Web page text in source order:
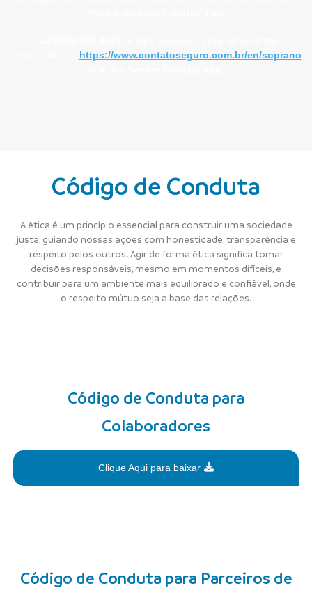
https://www.contatoseguro.com.br/en/soprano
Código de Conduta
A ética é um princípio essencial para construir uma sociedade
justa, guiando nossas ações com honestidade, transparência e
respeito pelos outros. Agir de forma ética significa tomar
decisões responsáveis, mesmo em momentos difíceis, e
contribuir para um ambiente mais equilibrado e confiável, onde
o respeito mútuo seja a base das relações.
Código de Conduta para
Colaboradores
Clique Aqui para baixar
Código de Conduta para Parceiros de